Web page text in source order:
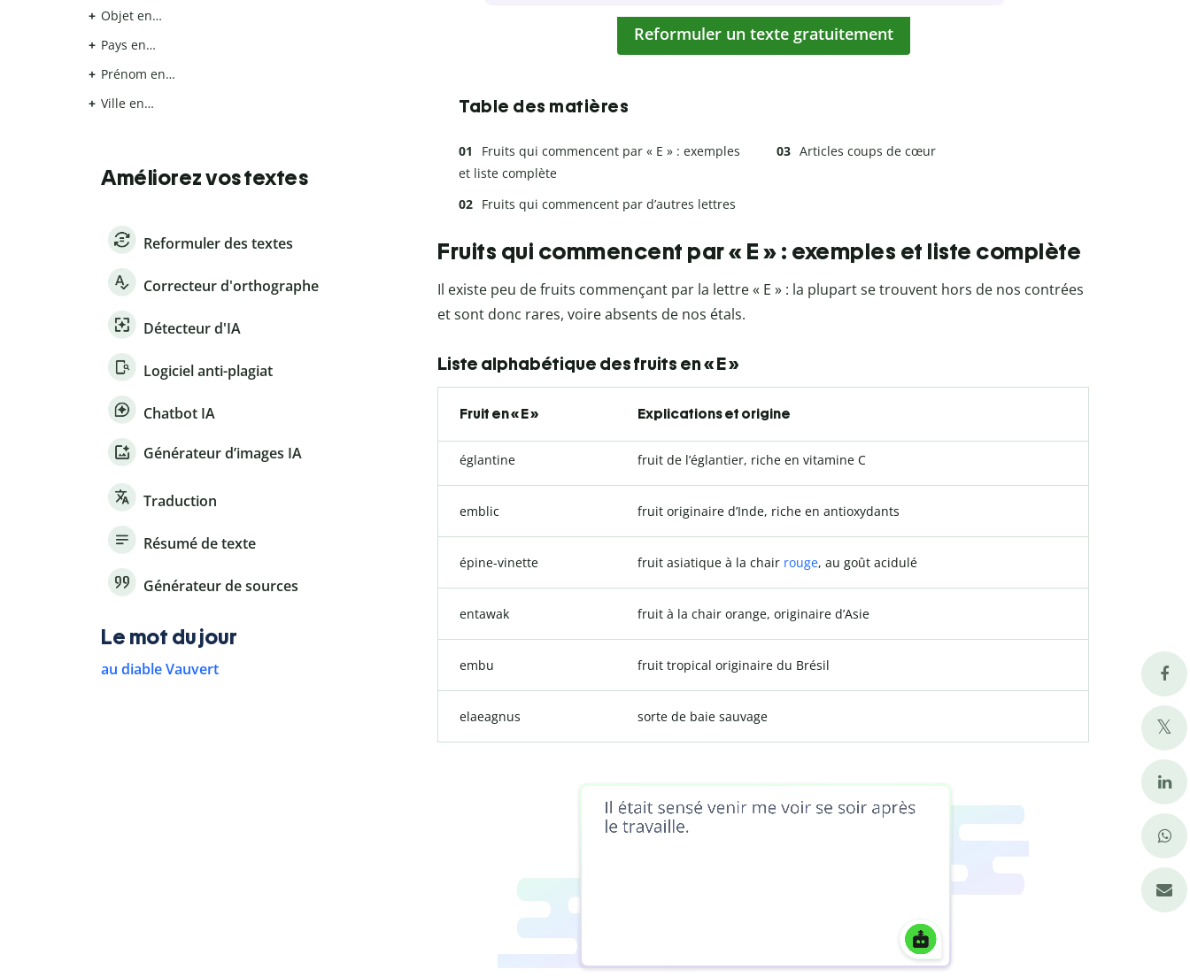
Reformuler un texte gratuitement
Table des matières
Fruits qui commencent par « E » : exemples
et liste complète
Fruits qui commencent par d’autres lettres
Articles coups de cœur
Fruits qui commencent par « E » : exemples et liste complète
Il existe peu de fruits commençant par la lettre « E » : la plupart se trouvent hors de nos contrées
et sont donc rares, voire absents de nos étals.
Liste alphabétique des fruits en « E »
Fruit en « E » Explications et origine
églantine fruit de l’églantier, riche en vitamine C
emblic fruit originaire d’Inde, riche en antioxydants
épine-vinette fruit asiatique à la chair rouge, au goût acidulé
entawak fruit à la chair orange, originaire d’Asie
embu fruit tropical originaire du Brésil
elaeagnus sorte de baie sauvage
Objet en…
Pays en…
Prénom en…
Ville en…
Améliorez vos textes
Reformuler des textes
Correcteur d'orthographe
Détecteur d'IA
Logiciel anti-plagiat
Chatbot IA
Générateur d’images IA
Traduction
Résumé de texte
Générateur de sources
Le mot du jour
au diable Vauvert